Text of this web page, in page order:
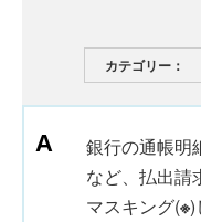
カテゴリー：
銀行の通帳明
など、払出請
マスキング(※)